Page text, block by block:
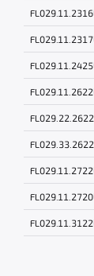
FL029.11.2316
FL029.11.2317
FL029.11.2425
FL029.11.2622
FL029.22.2622
FL029.33.2622
FL029.11.2722
FL029.11.2720
FL029.11.3122